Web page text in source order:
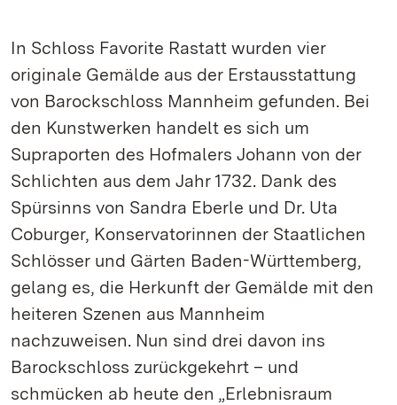
In Schloss Favorite Rastatt wurden vier
originale Gemälde aus der Erstausstattung
von Barockschloss Mannheim gefunden. Bei
den Kunstwerken handelt es sich um
Supraporten des Hofmalers Johann von der
Schlichten aus dem Jahr 1732. Dank des
Spürsinns von Sandra Eberle und Dr. Uta
Coburger, Konservatorinnen der Staatlichen
Schlösser und Gärten Baden-Württemberg,
gelang es, die Herkunft der Gemälde mit den
heiteren Szenen aus Mannheim
nachzuweisen. Nun sind drei davon ins
Barockschloss zurückgekehrt – und
schmücken ab heute den „Erlebnisraum